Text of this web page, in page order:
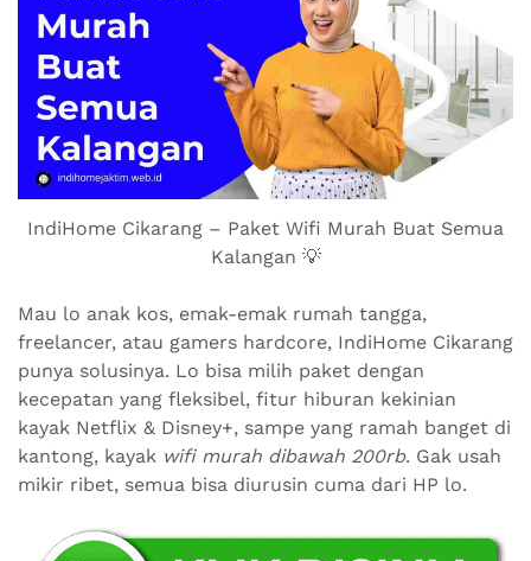
IndiHome Cikarang – Paket Wifi Murah Buat Semua
Kalangan 💡
Mau lo anak kos, emak-emak rumah tangga,
freelancer, atau gamers hardcore, IndiHome Cikarang
punya solusinya. Lo bisa milih paket dengan
kecepatan yang fleksibel, fitur hiburan kekinian
kayak Netflix & Disney+, sampe yang ramah banget di
kantong, kayak wifi murah dibawah 200rb. Gak usah
mikir ribet, semua bisa diurusin cuma dari HP lo.